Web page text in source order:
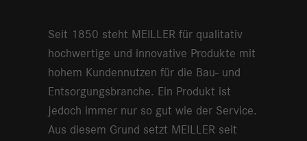
Seit 1850 steht MEILLER für qualitativ
hochwertige und innovative Produkte mit
hohem Kundennutzen für die Bau- und
Entsorgungsbranche. Ein Produkt ist
jedoch immer nur so gut wie der Service.
Aus diesem Grund setzt MEILLER seit